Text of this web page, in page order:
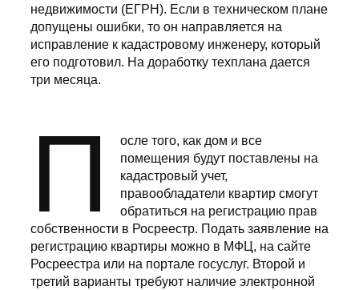
недвижимости (ЕГРН). Если в техническом плане
допущены ошибки, то он направляется на
исправление к кадастровому инженеру, который
его подготовил. На доработку техплана дается
три месяца.
П
осле того, как дом и все
помещения будут поставлены на
кадастровый учет,
правообладатели квартир смогут
обратиться на регистрацию прав
собственности в Росреестр. Подать заявление на
регистрацию квартиры можно в МФЦ, на сайте
Росреестра или на портале госуслуг. Второй и
третий варианты требуют наличие электронной